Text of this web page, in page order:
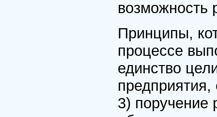
возможность
Принципы,
процессе
единство
3) поручение